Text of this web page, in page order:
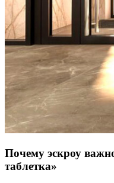
Почему эскроу
таблетка»